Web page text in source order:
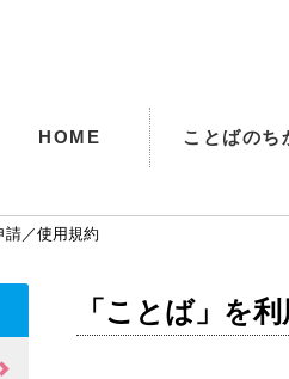
HOME ことばのち
請／使用規約
「ことば」を